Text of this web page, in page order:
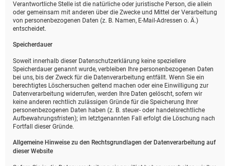
Verantwortliche Stelle ist die natürliche oder juristische Person, die allein
oder gemeinsam mit anderen über die Zwecke und Mittel der Verarbeitung
von personenbezogenen Daten (z. B. Namen, E-Mail-Adressen o. Ä.)
entscheidet.
Speicherdauer
Soweit innerhalb dieser Datenschutzerklärung keine speziellere
Speicherdauer genannt wurde, verbleiben Ihre personenbezogenen Daten
bei uns, bis der Zweck für die Datenverarbeitung entfällt. Wenn Sie ein
berechtigtes Löschersuchen geltend machen oder eine Einwilligung zur
Datenverarbeitung widerrufen, werden Ihre Daten gelöscht, sofern wir
keine anderen rechtlich zulässigen Gründe für die Speicherung Ihrer
personenbezogenen Daten haben (z. B. steuer- oder handelsrechtliche
Aufbewahrungsfristen); im letztgenannten Fall erfolgt die Löschung nach
Fortfall dieser Gründe.
Allgemeine Hinweise zu den Rechtsgrundlagen der Datenverarbeitung auf
dieser Website